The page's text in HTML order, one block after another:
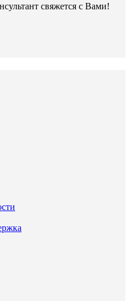
свяжется с Вами!